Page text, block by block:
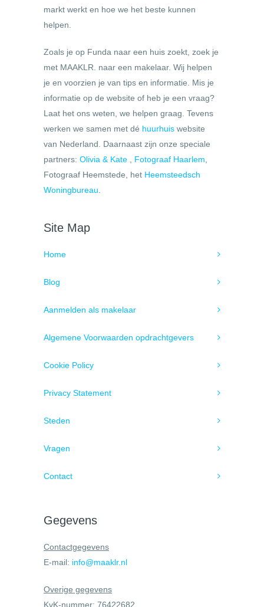
markt werkt en hoe we het beste kunnen
helpen.
Zoals je op Funda naar een huis zoekt, zoek je
met MAAKLR. naar een makelaar. Wij helpen
je en voorzien je van tips en informatie. Mis je
informatie op de website of heb je een vraag?
Laat het ons weten, we helpen graag. Tevens
werken we samen met dé huurhuis website
van Nederland. Daarnaast zijn onze speciale
partners: Olivia & Kate Fotograaf Haarlem
Fotograaf Heemstede, het Heemsteedsch
Woningbureau
Site Map
Home
Blog
Aanmelden als makelaar
Algemene Voorwaarden opdrachtgevers
Cookie Policy
Privacy Statement
Steden
Vragen
Contact
Gegevens
Contactgegevens
E-mail: info@maaklr.nl
Overige gegevens
KvK-nummer: 76422682